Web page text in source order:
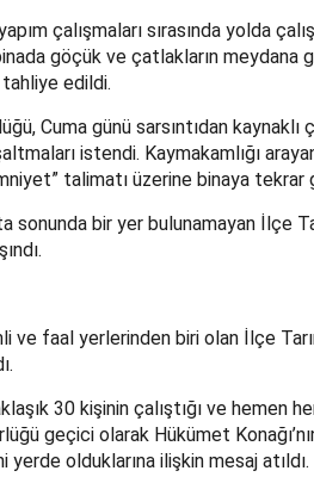
çalışmaları sırasında yolda
göçük ve çatlakların meydana
edildi.
Cuma günü sarsıntıdan
istendi. Kaymakamlığı
talimatı üzerine binaya tekrar
sonunda bir yer bulunamayan İlçe
ve faal yerlerinden biri olan İlçe
30 kişinin çalıştığı ve hemen
geçici olarak Hükümet
olduklarına ilişkin mesaj atıldı.